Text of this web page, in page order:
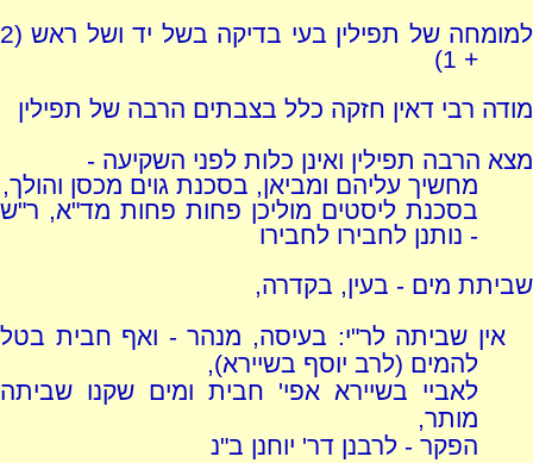
למומחה של תפילין בעי בדיקה בשל יד ושל ראש (2
+ 1)
מודה רבי דאין חזקה כלל בצבתים הרבה של תפילין
מצא הרבה תפילין ואינן כלות לפני השקיעה -
מחשיך עליהם ומביאן, בסכנת גוים מכסן והולך,
בסכנת ליסטים מוליכן פחות פחות מד"א, ר"ש
- נותנן לחבירו לחבירו
שביתת מים - בעין, בקדרה,
אין שביתה לר"י: בעיסה, מנהר - ואף חבית בטל
להמים (לרב יוסף בשיירא),
לאביי בשיירא אפי' חבית ומים שקנו שביתה
מותר,
הפקר - לרבנן דר' יוחנן ב"נ